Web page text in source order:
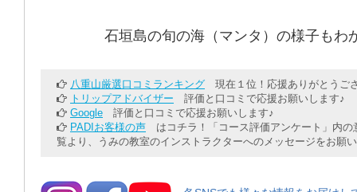
石垣島の旬の海（マンタ）の様子もわ
八重山厳選口コミランキング 現在１位！応援ありがとうご
トリップアドバイザー 評価と口コミで応援お願いします♪
Google 評価と口コミで応援お願いします♪
PADIお客様の声 はコチラ！「コース評価アンケート」内の
覧より、うみの教室のインストラクターへのメッセージをお願